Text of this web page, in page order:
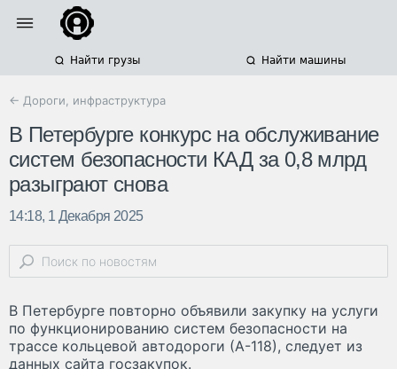
Найти грузы Найти машины
← Дороги, инфраструктура
В Петербурге конкурс на обслуживание
систем безопасности КАД за 0,8 млрд
разыграют снова
14:18, 1 Декабря 2025
В Петербурге повторно объявили закупку на услуги
по функционированию систем безопасности на
трассе кольцевой автодороги (А-118), следует из
данных сайта госзакупок.